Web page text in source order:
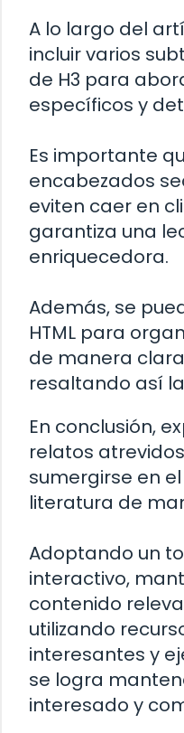
A lo largo del
incluir varios
de H3 para
específicos y
Es importante
encabezados
eviten caer en
garantiza una
enriquecedora.
Además, se
HTML para
de manera
resaltando así
En conclusión,
relatos
sumergirse en
literatura de
Adoptando un
interactivo,
contenido
utilizando
interesantes y
se logra
interesado y